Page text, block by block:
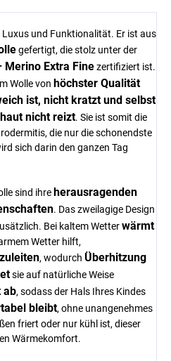
und Funktionalität. Er ist aus
gefertigt, die stolz unter der
Merino Extra Finezertifiziert ist.
Wolle von höchster Qualität
ist, nicht kratzt und selbst
nicht reizt. Sie ist somit die
die nur die schonendste
sich darin den ganzen Tag
sind ihre herausragenden
. Das zweilagige Design
Bei kaltem Wetterwärmt
Wetter hilft,
, wodurch Überhitzung
sie auf natürliche Weise
ab, sodass der Hals Ihres Kindes
bleibt, ohne unangenehmes
friert oder nur kühl ist, dieser
Wärmekomfort.